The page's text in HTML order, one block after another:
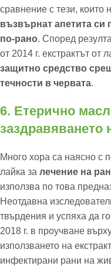
сравнение с тези, които
възвърнат апетита си
по-рано. Според
от 2014 г. екстрактът от
защитно средство
течности в червата.
6. Етерично
заздравяването
Много хора са наясно с
лайка за лечение на
използва по това
Неотдавна
твърдения и успяха да
2018 г. в проучване
използването на
инфектирани рани на